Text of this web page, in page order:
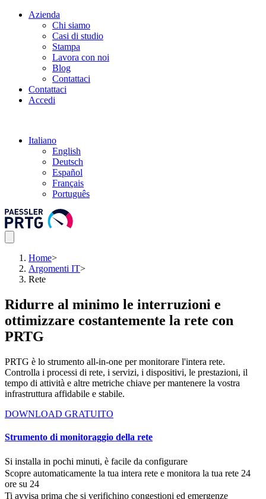
Azienda
Chi siamo
Casi di studio
Stampa
Lavora con noi
Blog
Contattaci
Contattaci
Accedi
Italiano
English
Deutsch
Español
Français
Português
Home>
Argomenti IT>
Rete
Ridurre al minimo le interruzioni e
ottimizzare costantemente la rete con
PRTG
PRTG è lo strumento all-in-one per monitorare l'intera rete.
Controlla i processi di rete, i servizi, i dispositivi, le prestazioni, il
tempo di attività e altre metriche chiave per mantenere la vostra
infrastruttura affidabile e stabile.
DOWNLOAD GRATUITO
Strumento di monitoraggio della rete
Si installa in pochi minuti, è facile da configurare
Scopre automaticamente la tua intera rete e monitora la tua rete 24
ore su 24
Ti avvisa prima che si verifichino congestioni ed emergenze